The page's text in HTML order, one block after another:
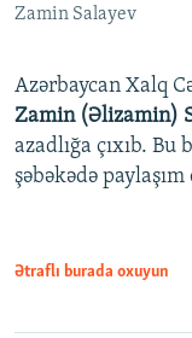
Zamin Salayev
Azərbaycan Xalq
Zamin (Əlizamin)
azadlığa çıxıb.
şəbəkədə
Ətraflı burada oxuyun